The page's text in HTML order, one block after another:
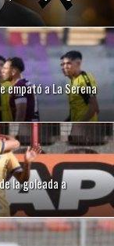
empató a La Serena
la goleada a